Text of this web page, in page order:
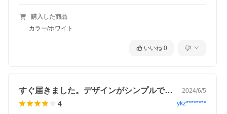
購入した商品
カラー/ホワイト
いいね 0
すぐ届きました。デザインがシンプルで気… 2024/6/5
4 ykz********